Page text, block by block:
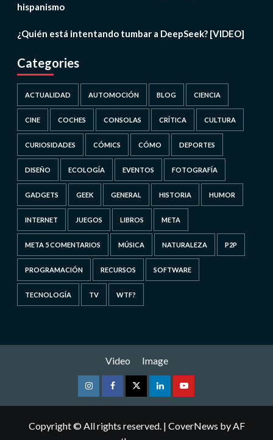
hispanismo
¿Quién está intentando tumbar a DeepSeek? [VIDEO]
Categories
ACTUALIDAD AUTOMOCIÓN BLOG CIENCIA
CINE COCHES CONSOLAS CRÍTICA CULTURA
CURIOSIDADES CÓMICS CÓMO DEPORTES
DISEÑO ECOLOGÍA EVENTOS FOTOGRAFÍA
GADGETS GEEK GENERAL HISTORIA HUMOR
INTERNET JUEGOS LIBROS META
META 5 COMENTARIOS MÚSICA NATURALEZA P2P
PROGRAMACIÓN RECURSOS SOFTWARE
TECNOLOGÍA TV WTF?
Video Image
InstagramFacebookTwitterLinkedinYoutube
Copyright © All rights reserved. | CoverNews by AF